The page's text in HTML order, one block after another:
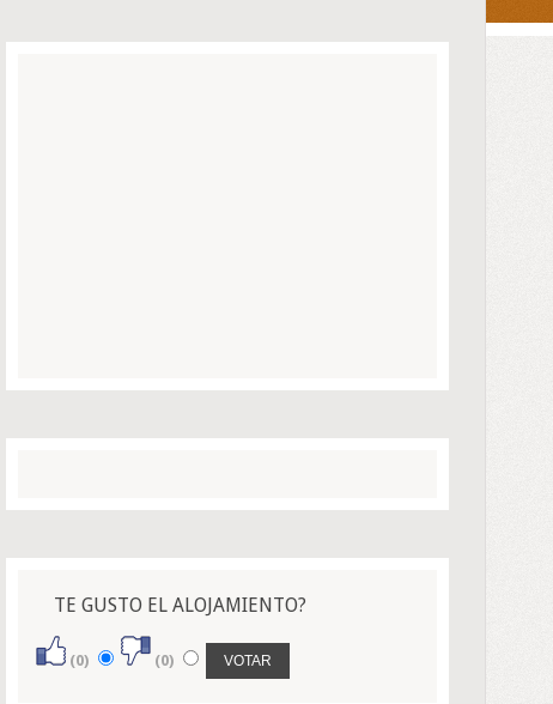
TE GUSTO EL ALOJAMIENTO?
(0) (0)